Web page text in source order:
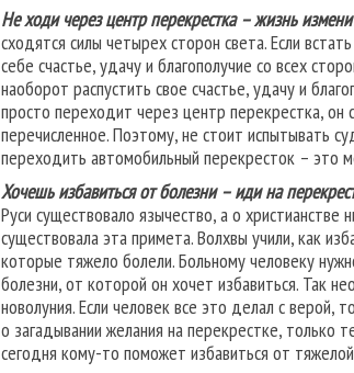
Не ходи через центр перекрестка – жизнь
сходятся силы четырех сторон света. Если
себе счастье, удачу и благополучие со всех
наоборот распустить свое счастье, удачу и
просто переходит через центр перекрестка, он
перечисленное. Поэтому, не стоит испытывать
переходить автомобильный перекресток – это
Хочешь избавиться от болезни – иди на
Руси существовало язычество, а о
существовала эта примета. Волхвы учили, как
которые тяжело болели. Больному человеку
болезни, от которой он хочет избавиться. Так
новолуния. Если человек все это делал с
о загадывании желания на перекрестке, только
сегодня кому-то поможет избавиться от